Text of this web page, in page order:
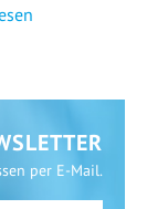
per E-Mail.